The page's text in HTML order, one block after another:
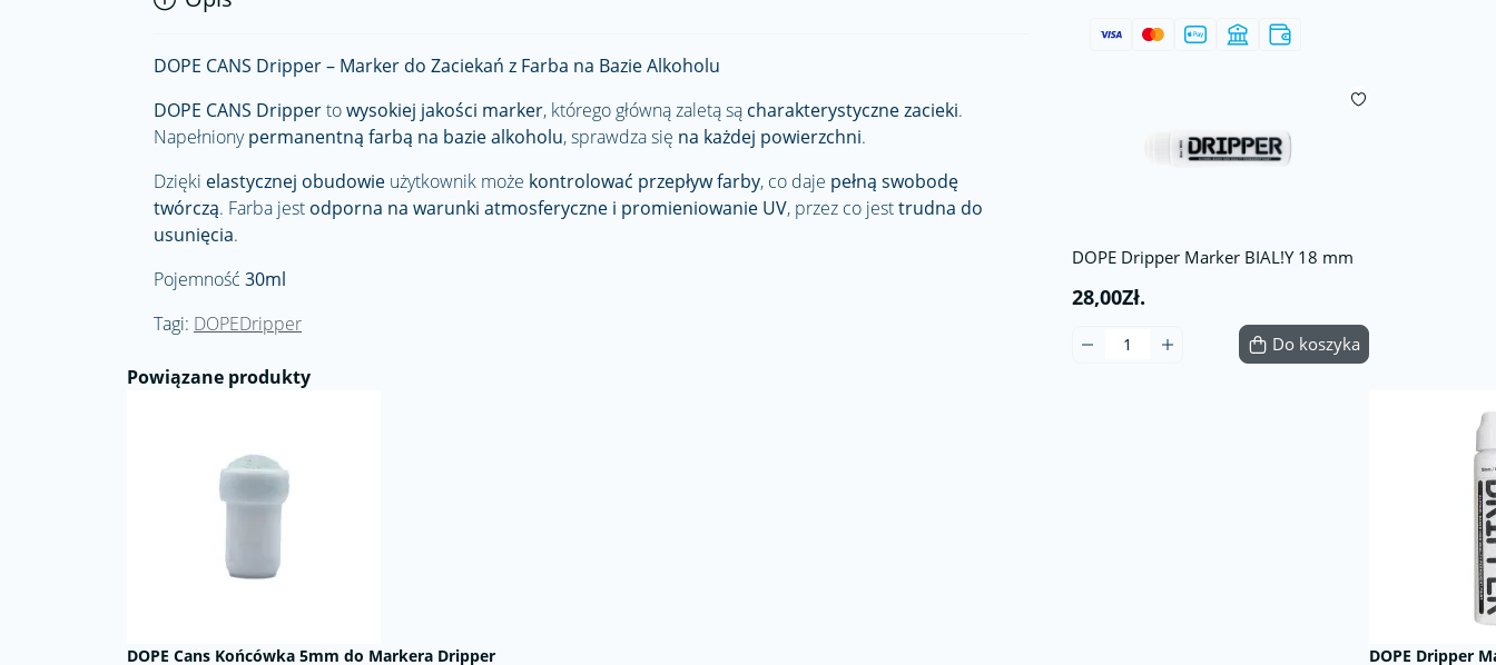
DOPE Dripper Marker BIAL!Y 18 mm
28,00Zł.
Do koszyka
DOPE CANS Dripper – Marker do Zaciekań z Farba na Bazie Alkoholu
DOPE CANS Drippertowysokiej jakości marker, którego główną zaletą są charakterystyczne zacieki.
Napełnionypermanentną farbą na bazie alkoholu, sprawdza się na każdej powierzchni.
Dzięki elastycznej obudowie użytkownik może kontrolować przepływ farby, co daje pełną swobodę
twórczą. Farba jest odporna na warunki atmosferyczne i promieniowanie UV, przez co jesttrudna do
usunięcia.
Pojemność 30ml
Tagi: DOPEDripper
Powiązane produkty
DOPE Cans Końcówka 5mm do Markera Dripper DOPE Dripper